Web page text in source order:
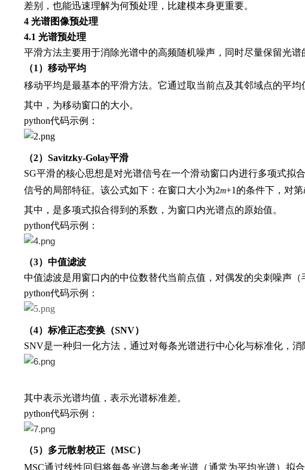
差别，也能迅速理解为何预处理，比建模本身更重要。
4 光谱图像预处理
4.1 光谱预处理
平滑方法主要用于消除光谱中的高频随机噪声，同时尽量保留光谱
（1）移动平均
移动平均是最基本的平滑方法。它通过取当前点及其邻域点的平
其中，为移动窗口的大小。
python代码示例：
（2）Savitzky-Golay平滑
SG平滑的核心思想是对光谱信号在一个滑动窗口内进行多项式拟
信号的局部特征。该公式如下：在窗口大小为2m+1的条件下，对第
其中，是多项式拟合得到的系数，为窗口内光谱点的原始值。
python代码示例：
（3）中值滤波
中值滤波是用窗口内的中位数替代当前点值，对偶发的尖刺噪声（
python代码示例：
（4）标准正态变换（SNV）
SNV是一种归一化方法，通过对每条光谱进行中心化与标准化，
其中表示光谱均值，表示光谱标准差。
python代码示例：
（5）多元散射校正（MSC）
MSC通过线性回归将每条光谱与参考光谱（通常为平均光谱）拟